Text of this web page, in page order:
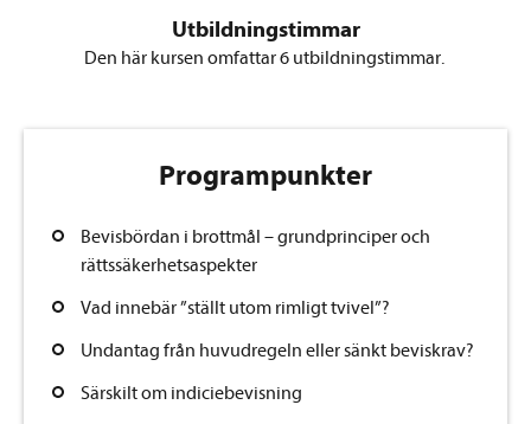
Utbildningstimmar
Den här kursen omfattar 6 utbildningstimmar.
Programpunkter
Bevisbördan i brottmål – grundprinciper och
rättssäkerhetsaspekter
Vad innebär ”ställt utom rimligt tvivel”?
Undantag från huvudregeln eller sänkt beviskrav?
Särskilt om indiciebevisning